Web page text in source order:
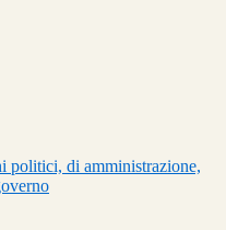
politici, di amministrazione,